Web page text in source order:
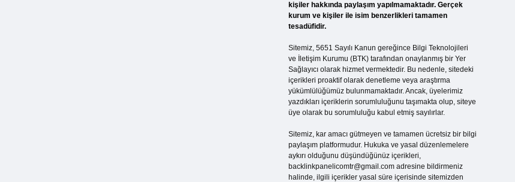
kişiler hakkında paylaşım yapılmamaktadır. Gerçek
kurum ve kişiler ile isim benzerlikleri tamamen
tesadüfidir.
Sitemiz, 5651 Sayılı Kanun gereğince Bilgi Teknolojileri
ve İletişim Kurumu (BTK) tarafından onaylanmış bir Yer
Sağlayıcı olarak hizmet vermektedir. Bu nedenle, sitedeki
içerikleri proaktif olarak denetleme veya araştırma
yükümlülüğümüz bulunmamaktadır. Ancak, üyelerimiz
yazdıkları içeriklerin sorumluluğunu taşımakta olup, siteye
üye olarak bu sorumluluğu kabul etmiş sayılırlar.
Sitemiz, kar amacı gütmeyen ve tamamen ücretsiz bir bilgi
paylaşım platformudur. Hukuka ve yasal düzenlemelere
aykırı olduğunu düşündüğünüz içerikleri,
backlinkpanelicomtr@gmail.comadresine bildirmeniz
halinde, ilgili içerikler yasal süre içerisinde sitemizden